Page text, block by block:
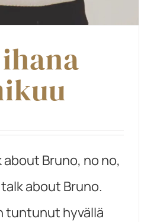
Bruno, no no,
about Bruno.
tuntunut hyvällä